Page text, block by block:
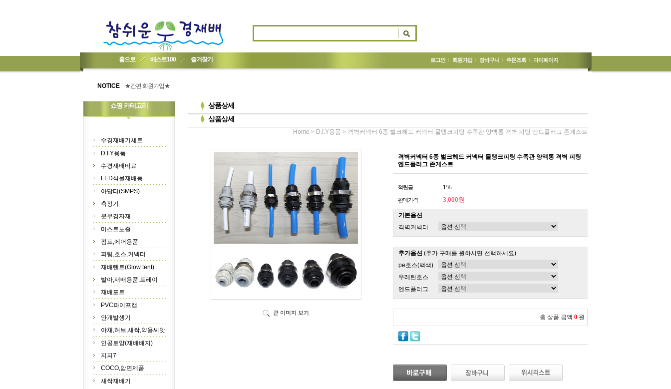
홈으로 베스트100 즐겨찾기 로그인 회원가입 장바구니 주문조회 마이페이지
NOTICE
★기업회원가입 방법..
★간편 회원가입★
쇼핑 카테고리
수경재배기세트
D.I.Y용품
수경재배비료
LED식물재배등
아답터(SMPS)
측정기
분무경자재
미스트노즐
펌프,에어용품
피팅,호스,커넥터
재배텐트(Glow tent)
발아,재배용품,트레이
재배포트
PVC파이프캡
안개발생기
야채,허브,새싹,약용씨앗
인공토양(재배배지)
지피7
COCO,암면제품
새싹재배기
상품상세
상품상세
Home > D.I.Y용품 > 격벽커넥터 6종 벌크헤드 커넥터 물탱크피팅 수족관 양액통 격벽 피팅 엔드플러그 존게스트
큰 이미지 보기
격벽커넥터 6종 벌크헤드 커넥터 물탱크피팅 수족관 양액통 격벽 피팅
엔드플러그 존게스트
적립금 1%
판매가격 3,000원
기본옵션
격벽커넥터
추가옵션 (추가 구매를 원하시면 선택하세요)
pe호스(백색)
우레탄호스
엔드플러그
총 상품 금액 0 원